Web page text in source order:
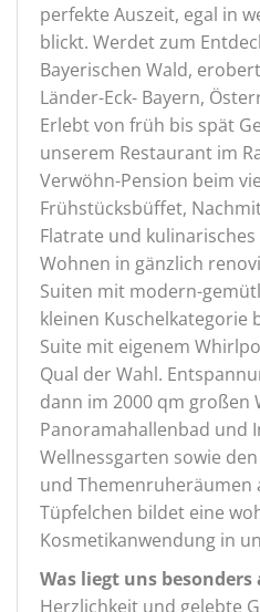
perfekte Auszeit, egal in
blickt. Werdet zum
Bayerischen Wald,
Länder-Eck- Bayern,
Erlebt von früh bis spät
unserem Restaurant im
Verwöhn-Pension beim
Frühstücksbüffet,
Flatrate und
Wohnen in gänzlich
Suiten mit modern-
kleinen Kuschelkategorie
Suite mit eigenem
Qual der Wahl.
dann im 2000 qm großen
Panoramahallenbad und
Wellnessgarten sowie
und Themenruheräumen
Tüpfelchen bildet eine
Kosmetikanwendung in
Was liegt uns besonders
Herzlichkeit und gelebte